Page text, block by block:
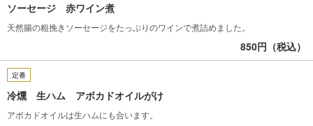
ソーセージ 赤ワイン煮
天然腸の粗挽きソーセージをたっぷりのワインで煮詰めました。
850円（税込）
定番
冷燻 生ハム アボカドオイルがけ
アボカドオイルは生ハムにも合います。